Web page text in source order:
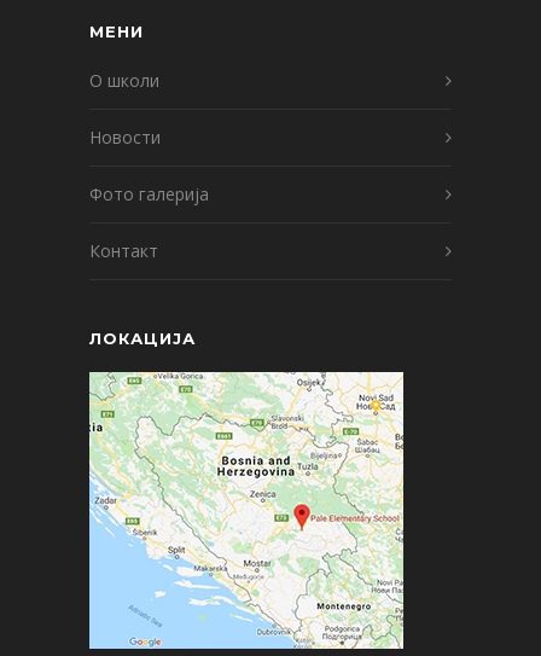
МЕНИ
О школи
Новости
Фото галерија
Контакт
ЛОКАЦИЈА